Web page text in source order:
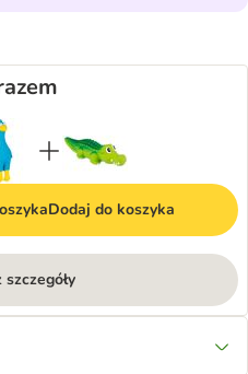
Dodaj do koszyka
szczegóły